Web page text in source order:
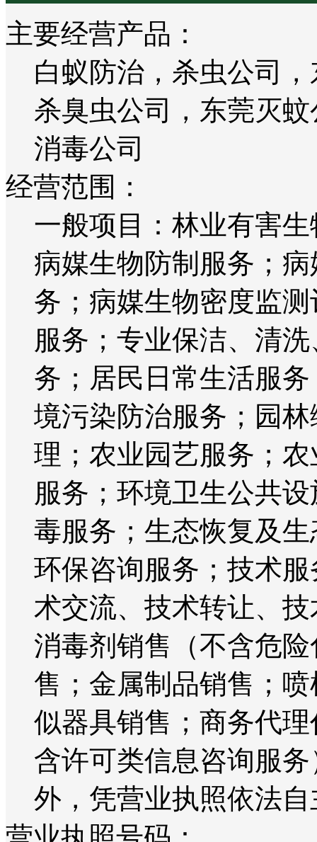
主要经营产品：
白蚁防治，杀虫公司
杀臭虫公司，东莞灭
消毒公司
经营范围：
一般项目：林业有害
病媒生物防制服务；
务；病媒生物密度监
服务；专业保洁、清
务；居民日常生活服
境污染防治服务；园
理；农业园艺服务；
服务；环境卫生公共
毒服务；生态恢复及
环保咨询服务；技术
术交流、技术转让、
消毒剂销售（不含危
售；金属制品销售；
似器具销售；商务代
含许可类信息咨询服
外，凭营业执照依法